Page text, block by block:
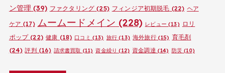
ン管理 (39) ファクタリング (25) フィンジア初期脱毛 (22) ヘア
ケア (17) ムームードメイン (228) レビュー (13) ロリ
ポップ(22) 健康 (18) 口コミ (13) 旅行 (13) 海外旅行(15) 育毛剤
(24) 評判 (16) 請求書買取 (11) 資金繰り (12) 資金調達 (14) 防災 (10)